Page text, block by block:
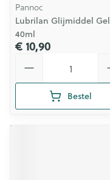
Pannoc
Lubrilan Glijmiddel Gel
40ml
€ 10,90
Bestel